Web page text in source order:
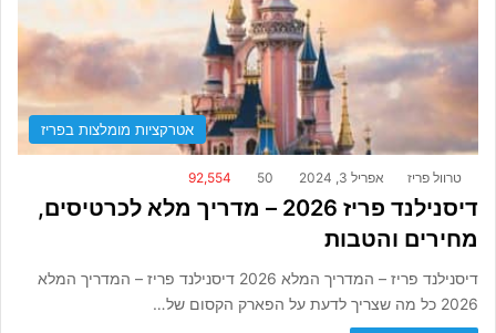
אטרקציות מומלצות בפריז
טרוול פריז אפריל 3, 2024 50
92,554
דיסנילנד פריז 2026 – מדריך מלא לכרטיסים,
מחירים והטבות
דיסנילנד פריז – המדריך המלא 2026 דיסנילנד פריז – המדריך המלא
2026 כל מה שצריך לדעת על הפארק הקסום של…